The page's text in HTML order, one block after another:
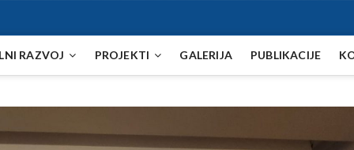
RAZVOJ PROJEKTI GALERIJA PUBLIKACIJE